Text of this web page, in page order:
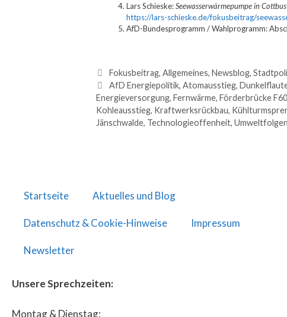
Lars Schieske:Seewasserwärmepumpe in
https://lars-schieske.de/fokusbeitrag/
AfD-Bundesprogramm / Wahlprogramm:
Fokusbeitrag, Allgemeines, Newsblog,
AfD Energiepolitik, Atomausstieg,
Energieversorgung, Fernwärme, Förderbrücke F60
Kohleausstieg, Kraftwerksrückbau,
Jänschwalde, Technologieoffenheit, Umweltfolgen
Startseite Aktuelles und Blog
Datenschutz & Cookie-Hinweise Impressum
Newsletter
Unsere Sprechzeiten:
Montag & Dienstag: